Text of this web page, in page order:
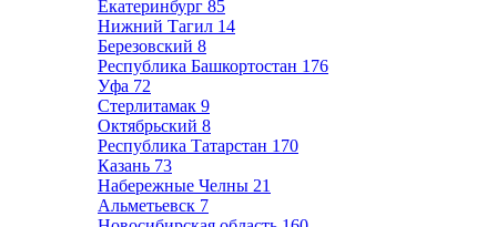
Екатеринбург 85
Нижний Тагил 14
Березовский 8
Республика Башкортостан 176
Уфа 72
Стерлитамак 9
Октябрьский 8
Республика Татарстан 170
Казань 73
Набережные Челны 21
Альметьевск 7